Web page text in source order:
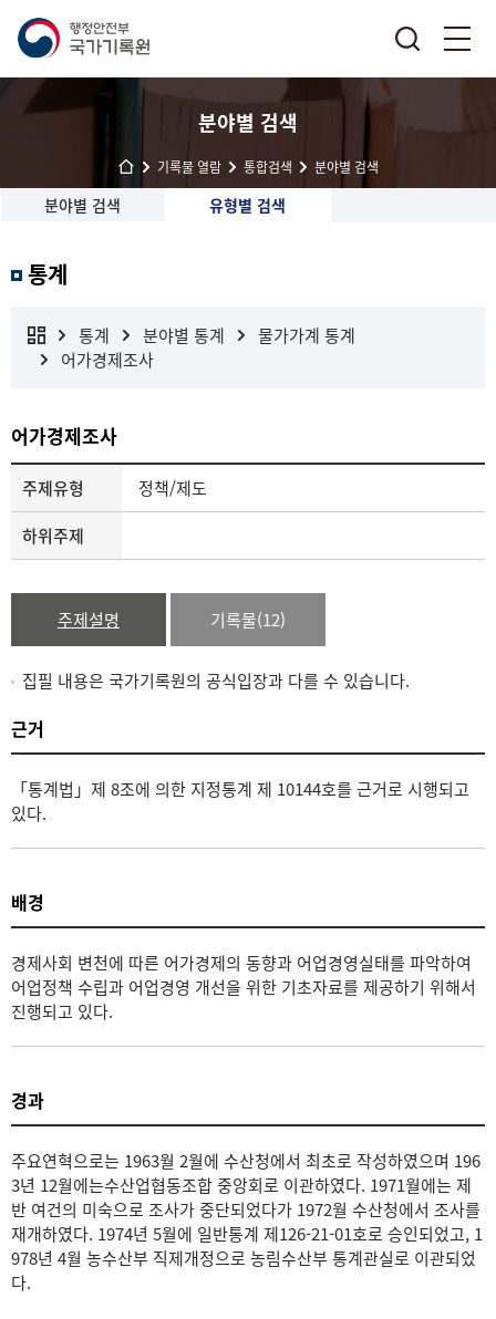
분야별 검색
기록물 열람 통합검색 분야별 검색
분야별 검색 유형별 검색
통계
통계 분야별 통계
물가가계 통계
어가경제조사
어가경제조사
주제유형
정책/제도
하위주제
주제설명 기록물(12)
집필 내용은 국가기록원의 공식입장과 다를 수 있습니다.
근거
「통계법」제 8조에 의한 지정통계 제 10144호를 근거로 시행되고
있다.
배경
경제사회 변천에 따른 어가경제의 동향과 어업경영실태를 파악하여
어업정책 수립과 어업경영 개선을 위한 기초자료를 제공하기 위해서
진행되고 있다.
경과
주요연혁으로는 1963월 2월에 수산청에서 최초로 작성하였으며 196
3년 12월에는수산업협동조합 중앙회로 이관하였다. 1971월에는 제
반 여건의 미숙으로 조사가 중단되었다가 1972월 수산청에서 조사를
재개하였다. 1974년 5월에 일반통계 제126-21-01호로 승인되었고, 1
978년 4월 농수산부 직제개정으로 농림수산부 통계관실로 이관되었
다.